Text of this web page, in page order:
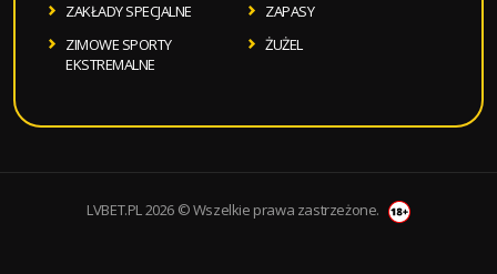
ZAKŁADY SPECJALNE
ZAPASY
ZIMOWE SPORTY
EKSTREMALNE
ŻUŻEL
LVBET.PL 2026 © Wszelkie prawa zastrzeżone.